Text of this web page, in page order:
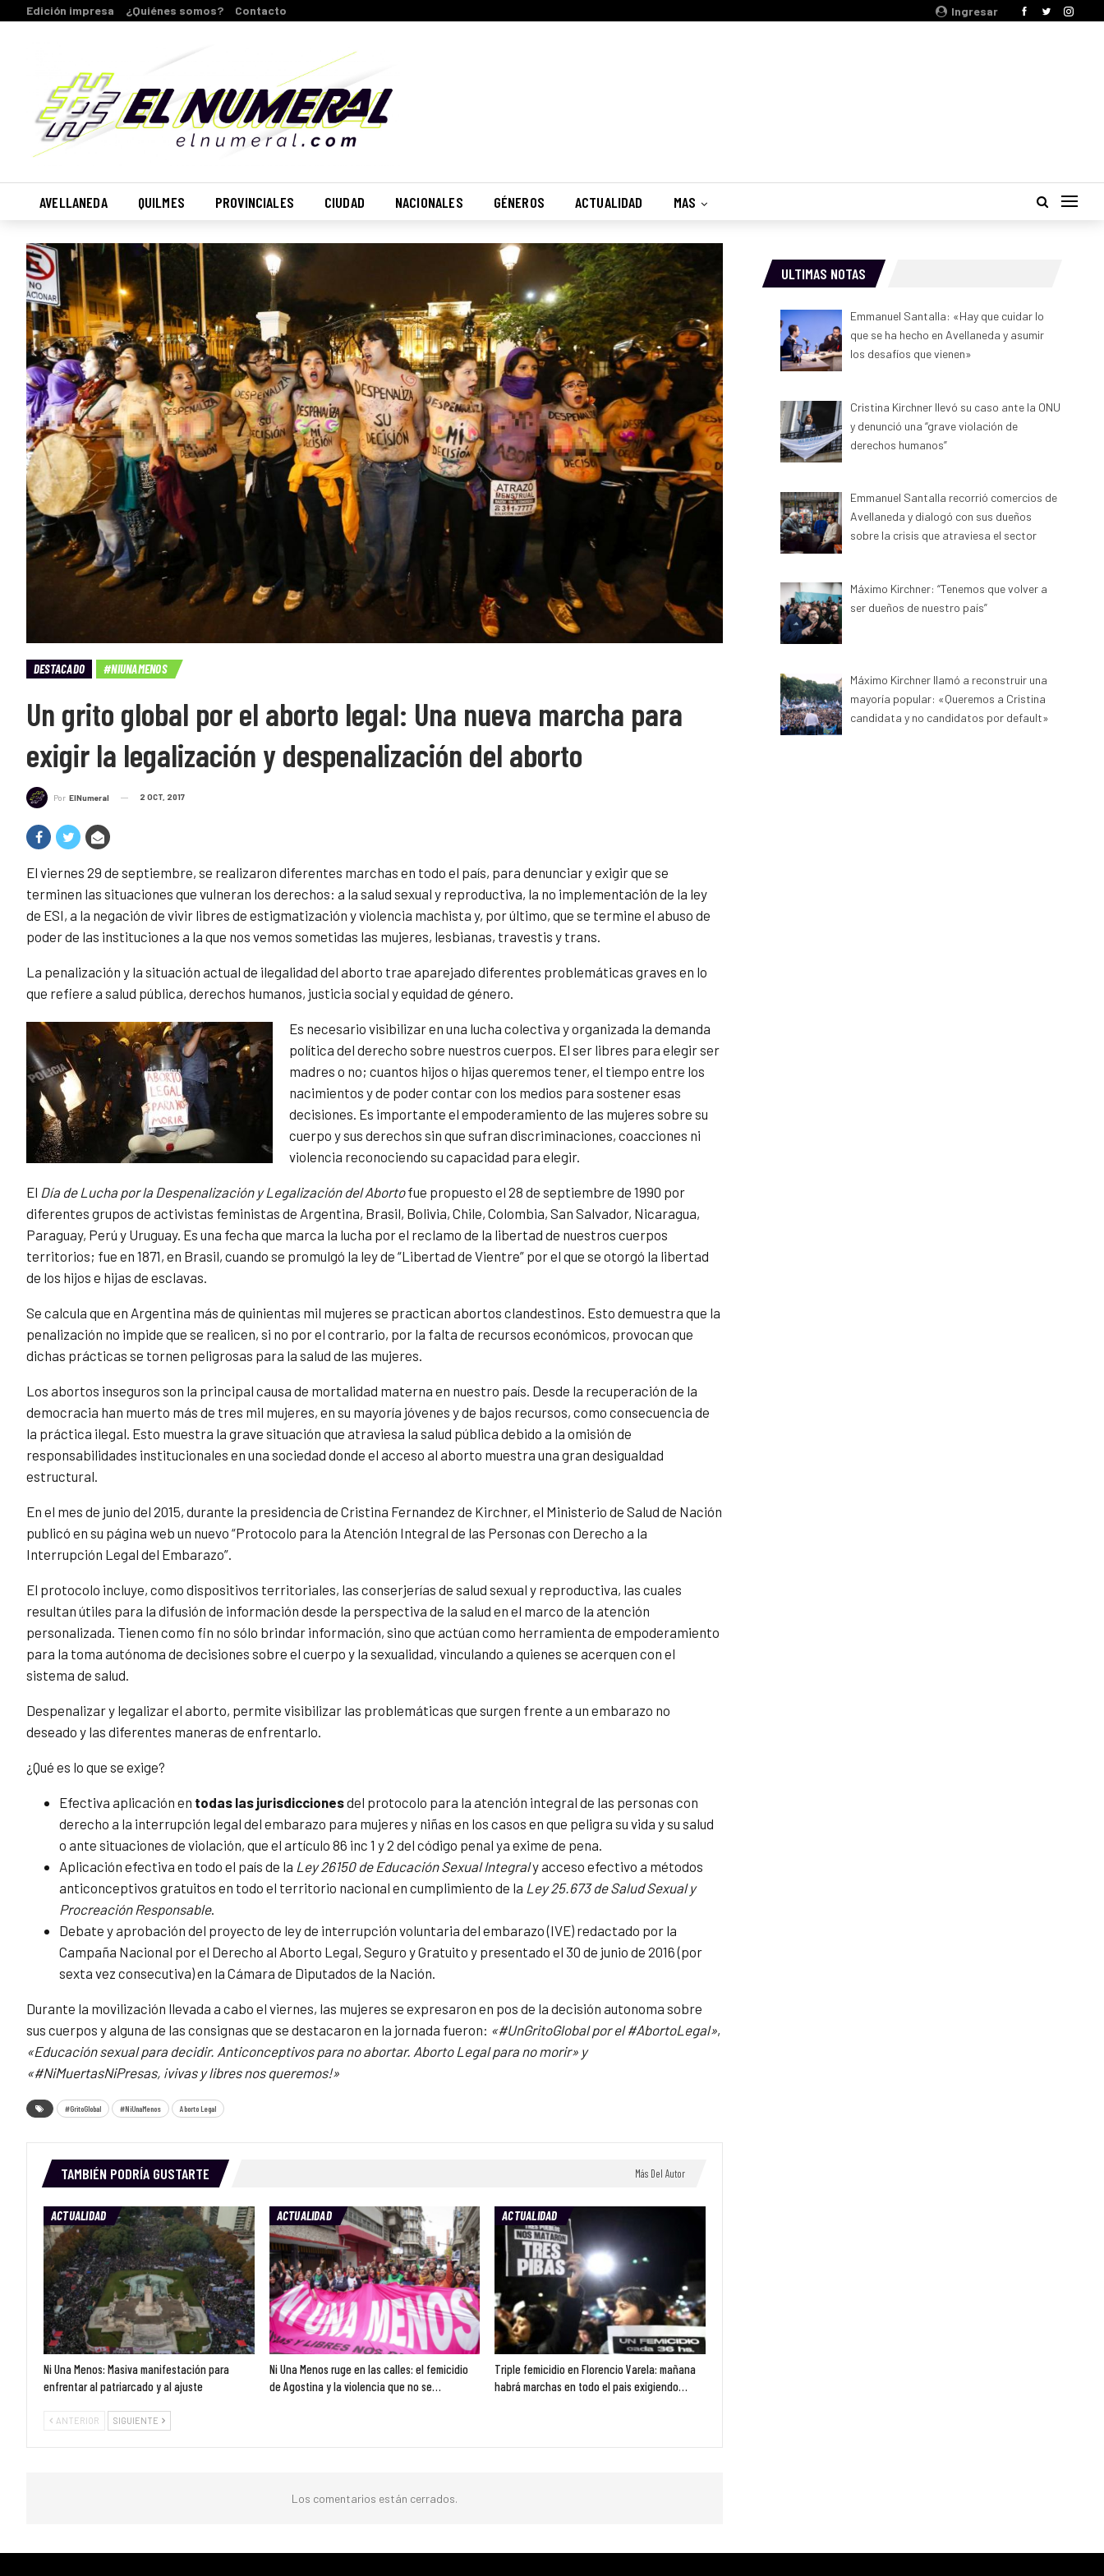
Ingresar
Edición impresa ¿Quiénes somos? Contacto
AVELLANEDA QUILMES PROVINCIALES CIUDAD NACIONALES GÉNEROS ACTUALIDAD MAS
DESTACADO #NIUNAMENOS
Un grito global por el aborto legal: Una nueva marcha para
exigir la legalización y despenalización del aborto
Por ElNumeral 2 OCT, 2017
El viernes 29 de septiembre, se realizaron diferentes marchas en todo el país, para denunciar y exigir que se
terminen las situaciones que vulneran los derechos: a la salud sexual y reproductiva, la no implementación de la ley
de ESI, a la negación de vivir libres de estigmatización y violencia machista y, por último, que se termine el abuso de
poder de las instituciones a la que nos vemos sometidas las mujeres, lesbianas, travestis y trans.
La penalización y la situación actual de ilegalidad del aborto trae aparejado diferentes problemáticas graves en lo
que refiere a salud pública, derechos humanos, justicia social y equidad de género.
Es necesario visibilizar en una lucha colectiva y organizada la demanda
política del derecho sobre nuestros cuerpos. El ser libres para elegir ser
madres o no; cuantos hijos o hijas queremos tener, el tiempo entre los
nacimientos y de poder contar con los medios para sostener esas
decisiones. Es importante el empoderamiento de las mujeres sobre su
cuerpo y sus derechos sin que sufran discriminaciones, coacciones ni
violencia reconociendo su capacidad para elegir.
El Día de Lucha por la Despenalización y Legalización del Abortofue propuesto el 28 de septiembre de 1990 por
diferentes grupos de activistas feministas de Argentina, Brasil, Bolivia, Chile, Colombia, San Salvador, Nicaragua,
Paraguay, Perú y Uruguay. Es una fecha que marca la lucha por el reclamo de la libertad de nuestros cuerpos
territorios; fue en 1871, en Brasil, cuando se promulgó la ley de “Libertad de Vientre” por el que se otorgó la libertad
de los hijos e hijas de esclavas.
Se calcula que en Argentina más de quinientas mil mujeres se practican abortos clandestinos. Esto demuestra que la
penalización no impide que se realicen, si no por el contrario, por la falta de recursos económicos, provocan que
dichas prácticas se tornen peligrosas para la salud de las mujeres.
Los abortos inseguros son la principal causa de mortalidad materna en nuestro país. Desde la recuperación de la
democracia han muerto más de tres mil mujeres, en su mayoría jóvenes y de bajos recursos, como consecuencia de
la práctica ilegal. Esto muestra la grave situación que atraviesa la salud pública debido a la omisión de
responsabilidades institucionales en una sociedad donde el acceso al aborto muestra una gran desigualdad
estructural.
En el mes de junio del 2015, durante la presidencia de Cristina Fernandez de Kirchner, el Ministerio de Salud de Nación
publicó en su página web un nuevo “Protocolo para la Atención Integral de las Personas con Derecho a la
Interrupción Legal del Embarazo”.
El protocolo incluye, como dispositivos territoriales, las conserjerías de salud sexual y reproductiva, las cuales
resultan útiles para la difusión de información desde la perspectiva de la salud en el marco de la atención
personalizada. Tienen como fin no sólo brindar información, sino que actúan como herramienta de empoderamiento
para la toma autónoma de decisiones sobre el cuerpo y la sexualidad, vinculando a quienes se acerquen con el
sistema de salud.
Despenalizar y legalizar el aborto, permite visibilizar las problemáticas que surgen frente a un embarazo no
deseado y las diferentes maneras de enfrentarlo.
¿Qué es lo que se exige?
Efectiva aplicación en todas las jurisdiccionesdel protocolo para la atención integral de las personas con
derecho a la interrupción legal del embarazo para mujeres y niñas en los casos en que peligra su vida y su salud
o ante situaciones de violación, que el artículo 86 inc 1 y 2 del código penal ya exime de pena.
Aplicación efectiva en todo el país de la Ley 26150 de Educación Sexual Integraly acceso efectivo a métodos
anticonceptivos gratuitos en todo el territorio nacional en cumplimiento de la Ley 25.673 de Salud Sexual y
Procreación Responsable.
Debate y aprobación del proyecto de ley de interrupción voluntaria del embarazo (IVE) redactado por la
Campaña Nacional por el Derecho al Aborto Legal, Seguro y Gratuito y presentado el 30 de junio de 2016 (por
sexta vez consecutiva) en la Cámara de Diputados de la Nación.
Durante la movilización llevada a cabo el viernes, las mujeres se expresaron en pos de la decisión autonoma sobre
sus cuerpos y alguna de las consignas que se destacaron en la jornada fueron: «#UnGritoGlobal por el #AbortoLegal»,
«Educación sexual para decidir. Anticonceptivos para no abortar. Aborto Legal para no morir» y
«#NiMuertasNiPresas, ¡vivas y libres nos queremos!»
#GritoGlobal #NiUnaMenos Aborto Legal
TAMBIÉN PODRÍA GUSTARTE Más Del Autor
ACTUALIDAD
Ni Una Menos: Masiva manifestación para
enfrentar al patriarcado y al ajuste
ACTUALIDAD
Ni Una Menos ruge en las calles: el femicidio
de Agostina y la violencia que no se…
ACTUALIDAD
Triple femicidio en Florencio Varela: mañana
habrá marchas en todo el pais exigiendo…
ANTERIOR SIGUIENTE
Los comentarios están cerrados.
ULTIMAS NOTAS
Emmanuel Santalla: «Hay que cuidar lo
que se ha hecho en Avellaneda y asumir
los desafíos que vienen»
Cristina Kirchner llevó su caso ante la ONU
y denunció una “grave violación de
derechos humanos”
Emmanuel Santalla recorrió comercios de
Avellaneda y dialogó con sus dueños
sobre la crisis que atraviesa el sector
Máximo Kirchner: “Tenemos que volver a
ser dueños de nuestro país”
Máximo Kirchner llamó a reconstruir una
mayoría popular: «Queremos a Cristina
candidata y no candidatos por default»